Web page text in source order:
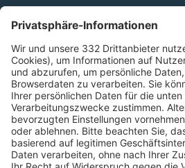
Kontakt
HÄUFIG BESUCHTE SEITEN
Pässe und Vereinswechsel
Trainerausbildung
Schulungsangebot Vereinsmitarbeiter
BFV-Geschäftsstellen
Trainerbörse